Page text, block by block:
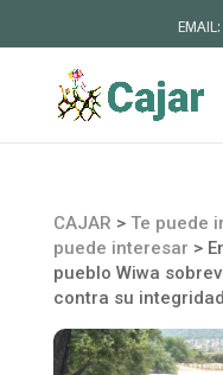
CAJAR > Te puede
puede interesar >
pueblo Wiwa
contra su